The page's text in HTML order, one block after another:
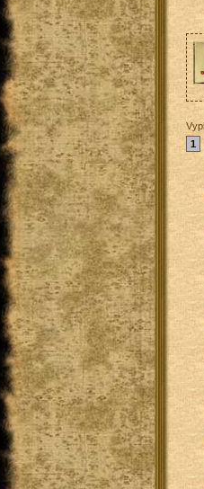
1